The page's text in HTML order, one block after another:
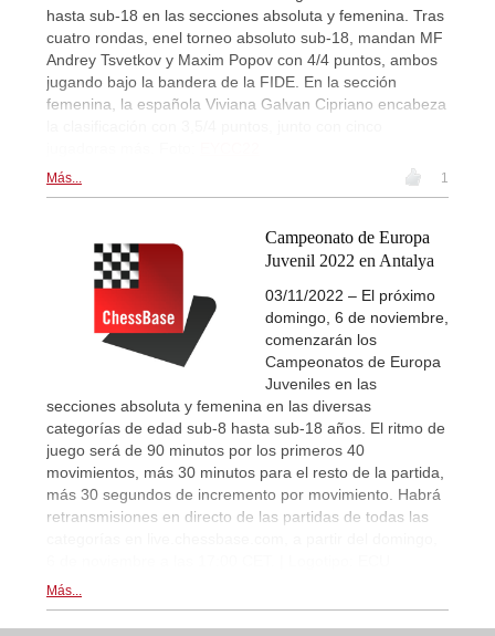
hasta sub-18 en las secciones absoluta y femenina. Tras
cuatro rondas, enel torneo absoluto sub-18, mandan MF
Andrey Tsvetkov y Maxim Popov con 4/4 puntos, ambos
jugando bajo la bandera de la FIDE. En la sección
femenina, la española Viviana Galvan Cipriano encabeza
Más... 1
Campeonato de Europa
Juvenil 2022 en Antalya
03/11/2022 – El próximo
domingo, 6 de noviembre,
comenzarán los
Campeonatos de Europa
Juveniles en las
secciones absoluta y femenina en las diversas
categorías de edad sub-8 hasta sub-18 años. El ritmo de
juego será de 90 minutos por los primeros 40
movimientos, más 30 minutos para el resto de la partida,
más 30 segundos de incremento por movimiento. Habrá
retransmisiones en directo de las partidas de todas las
Más...